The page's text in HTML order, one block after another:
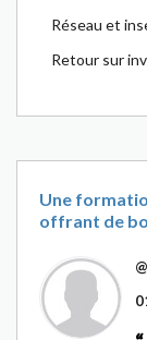
Réseau et
Retour sur
Une
offrant de